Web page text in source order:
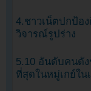
4.ชาวเน็ตปกป้อ
วิจารณ์รูปร่าง
5.10 อันดับคนดั
ที่สุดในหมู่เกย์ใน